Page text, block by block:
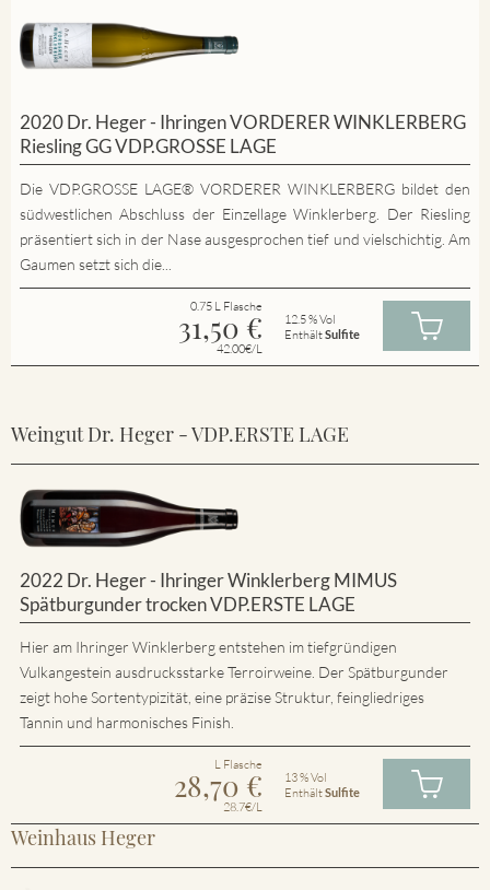
2020 Dr. Heger - Ihringen VORDERER WINKLERBERG
Riesling GG VDP.GROSSE LAGE
Die VDP.GROSSE LAGE® VORDERER WINKLERBERG bildet den
südwestlichen Abschluss der Einzellage Winklerberg. Der Riesling
präsentiert sich in der Nase ausgesprochen tief und vielschichtig. Am
Gaumen setzt sich die...
0.75 L Flasche
31,50 €
42.00€/L
12.5 % Vol
EnthältSulfite
Weingut Dr. Heger - VDP.ERSTE LAGE
2022 Dr. Heger - Ihringer Winklerberg MIMUS
Spätburgunder trocken VDP.ERSTE LAGE
Hier am Ihringer Winklerberg entstehen im tiefgründigen
Vulkangestein ausdrucksstarke Terroirweine. Der Spätburgunder
zeigt hohe Sortentypizität, eine präzise Struktur, feingliedriges
Tannin und harmonisches Finish.
L Flasche
28,70 €
28.7€/L
13 % Vol
EnthältSulfite
Weinhaus Heger